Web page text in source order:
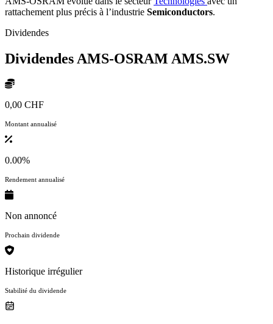
rattachement plus précis à l’industrie Semiconductors.
Dividendes
Dividendes AMS-OSRAM AMS.SW
0,00 CHF
Montant annualisé
0.00%
Rendement annualisé
Non annoncé
Prochain dividende
Historique irrégulier
Stabilité du dividende